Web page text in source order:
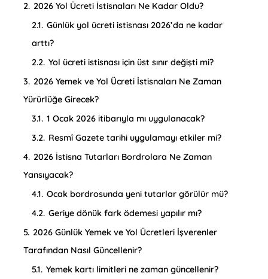
2. 2026 Yol Ücreti İstisnaları Ne Kadar Oldu?
2.1. Günlük yol ücreti istisnası 2026’da ne kadar
arttı?
2.2. Yol ücreti istisnası için üst sınır değişti mi?
3. 2026 Yemek ve Yol Ücreti İstisnaları Ne Zaman
Yürürlüğe Girecek?
3.1. 1 Ocak 2026 itibarıyla mı uygulanacak?
3.2. Resmî Gazete tarihi uygulamayı etkiler mi?
4. 2026 İstisna Tutarları Bordrolara Ne Zaman
Yansıyacak?
4.1. Ocak bordrosunda yeni tutarlar görülür mü?
4.2. Geriye dönük fark ödemesi yapılır mı?
5. 2026 Günlük Yemek ve Yol Ücretleri İşverenler
Tarafından Nasıl Güncellenir?
5.1. Yemek kartı limitleri ne zaman güncellenir?